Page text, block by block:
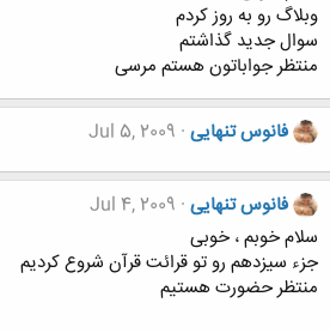
وبلاگ رو به روز کردم
سوال جدید گذاشتم
منتظر جواباتون هستم مرسی
فانوس تنهایی Jul 5, 2009
فانوس تنهایی Jul 4, 2009
سلام خوبم ، خوبی
جزء سیزدهم رو تو قرائت قرآن شروع کردیم
منتظر حضورت هستیم